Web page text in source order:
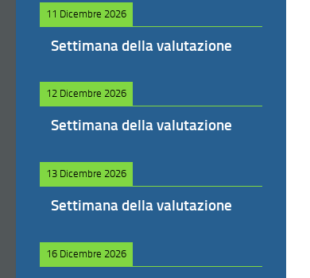
11 Dicembre 2026
Settimana della valutazione
12 Dicembre 2026
Settimana della valutazione
13 Dicembre 2026
Settimana della valutazione
16 Dicembre 2026